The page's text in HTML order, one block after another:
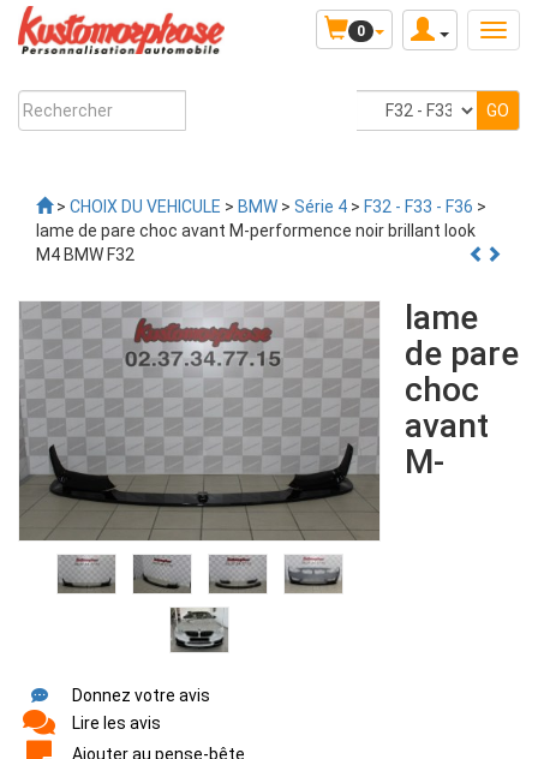
0
> CHOIX DU VEHICULE > BMW > Série 4 > F32 - F33 - F36 >
lame de pare choc avant M-performence noir brillant look
M4 BMW F32
Donnez votre avis
Lire les avis
Ajouter au pense-bête
lame
de pare
choc
avant
M-